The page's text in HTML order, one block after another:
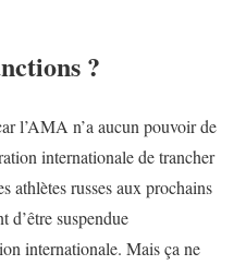
?
l’AMA n’a aucun pouvoir de
internationale de trancher
athlètes russes aux prochains
d’être suspendue
internationale. Mais ça ne